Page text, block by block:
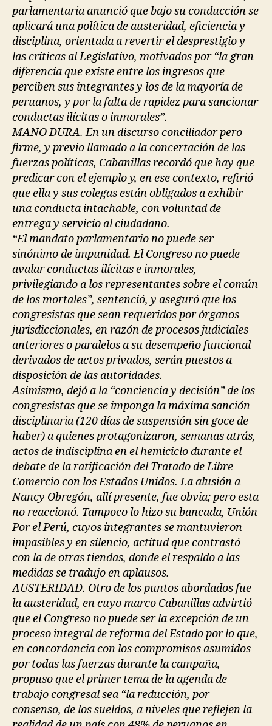
parlamentaria anunció que bajo su conducción se
aplicará una política de austeridad, eficiencia y
disciplina, orientada a revertir el desprestigio y
las críticas al Legislativo, motivados por “la gran
diferencia que existe entre los ingresos que
perciben sus integrantes y los de la mayoría de
peruanos, y por la falta de rapidez para sancionar
conductas ilícitas o inmorales”.
MANO DURA. En un discurso conciliador pero
firme, y previo llamado a la concertación de las
fuerzas políticas, Cabanillas recordó que hay que
predicar con el ejemplo y, en ese contexto, refirió
que ella y sus colegas están obligados a exhibir
una conducta intachable, con voluntad de
entrega y servicio al ciudadano.
“El mandato parlamentario no puede ser
sinónimo de impunidad. El Congreso no puede
avalar conductas ilícitas e inmorales,
privilegiando a los representantes sobre el común
de los mortales”, sentenció, y aseguró que los
congresistas que sean requeridos por órganos
jurisdiccionales, en razón de procesos judiciales
anteriores o paralelos a su desempeño funcional
derivados de actos privados, serán puestos a
disposición de las autoridades.
Asimismo, dejó a la “conciencia y decisión” de los
congresistas que se imponga la máxima sanción
disciplinaria (120 días de suspensión sin goce de
haber) a quienes protagonizaron, semanas atrás,
actos de indisciplina en el hemiciclo durante el
debate de la ratificación del Tratado de Libre
Comercio con los Estados Unidos. La alusión a
Nancy Obregón, allí presente, fue obvia; pero esta
no reaccionó. Tampoco lo hizo su bancada, Unión
Por el Perú, cuyos integrantes se mantuvieron
impasibles y en silencio, actitud que contrastó
con la de otras tiendas, donde el respaldo a las
medidas se tradujo en aplausos.
AUSTERIDAD. Otro de los puntos abordados fue
la austeridad, en cuyo marco Cabanillas advirtió
que el Congreso no puede ser la excepción de un
proceso integral de reforma del Estado por lo que,
en concordancia con los compromisos asumidos
por todas las fuerzas durante la campaña,
propuso que el primer tema de la agenda de
trabajo congresal sea “la reducción, por
consenso, de los sueldos, a niveles que reflejen la